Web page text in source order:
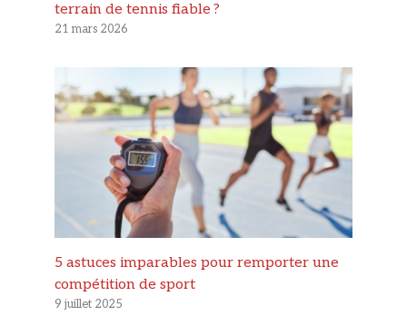
terrain de tennis fiable ?
21 mars 2026
5 astuces imparables pour remporter une
compétition de sport
9 juillet 2025